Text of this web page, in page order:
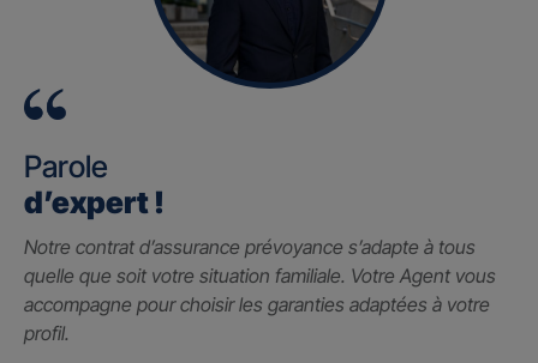
Parole
d’expert !
Notre contrat d’assurance prévoyance s’adapte à tous
quelle que soit votre situation familiale. Votre Agent vous
accompagne pour choisir les garanties adaptées à votre
profil.